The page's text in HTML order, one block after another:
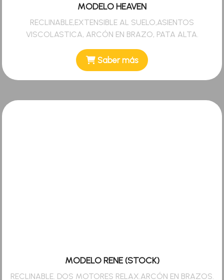
MODELO HEAVEN
RECLINABLE,EXTENSIBLE AL SUELO,ASIENTOS
VISCOLASTICA, ARCÓN EN BRAZO, PATA ALTA.
Saber más
MODELO RENE (STOCK)
RECLINABLE. DOS MOTORES RELAX.ARCÓN EN BRAZOS.